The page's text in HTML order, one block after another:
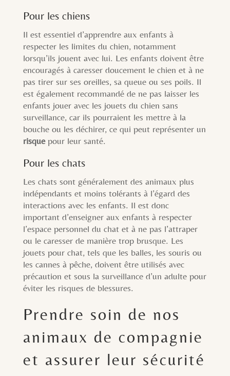
Pour les chiens
Il est essentiel d’apprendre aux enfants à
respecter les limites du chien, notamment
lorsqu’ils jouent avec lui. Les enfants doivent être
encouragés à caresser doucement le chien et à ne
pas tirer sur ses oreilles, sa queue ou ses poils. Il
est également recommandé de ne pas laisser les
enfants jouer avec les jouets du chien sans
surveillance, car ils pourraient les mettre à la
bouche ou les déchirer, ce qui peut représenter un
risquepour leur santé.
Pour les chats
Les chats sont généralement des animaux plus
indépendants et moins tolérants à l’égard des
interactions avec les enfants. Il est donc
important d’enseigner aux enfants à respecter
l’espace personnel du chat et à ne pas l’attraper
ou le caresser de manière trop brusque. Les
jouets pour chat, tels que les balles, les souris ou
les cannes à pêche, doivent être utilisés avec
précaution et sous la surveillance d’un adulte pour
éviter les risques de blessures.
Prendre soin de nos
animaux de compagnie
et assurer leur sécurité